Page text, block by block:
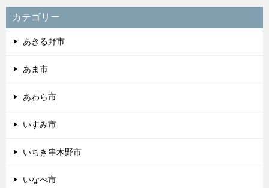
カテゴリー
あきる野市
あま市
あわら市
いすみ市
いちき串木野市
いなべ市